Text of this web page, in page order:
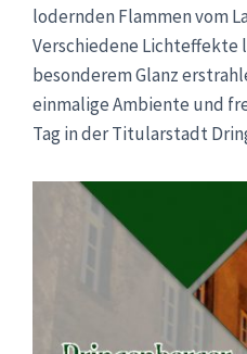
lodernden Flammen vom
Verschiedene Lichteffekte
besonderem Glanz
einmalige Ambiente und
Tag in der Titularstadt